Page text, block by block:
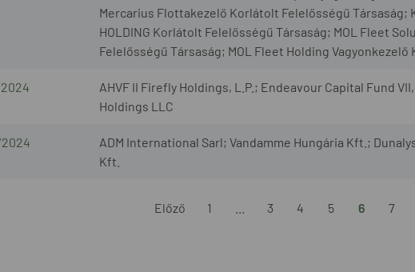
Mercarius Flottakezelő Korlátolt Felelősségű Társaság;
HOLDING Korlátolt Felelősségű Társaság; MOL Fleet
Felelősségű Társaság; MOL Fleet Holding
AHVF II Firefly Holdings, L.P.; Endeavour Capital Fund
Holdings LLC
ADM International Sarl; Vandamme Hungária Kft.;
Kft.
Előző 1 3 4 5 6 7